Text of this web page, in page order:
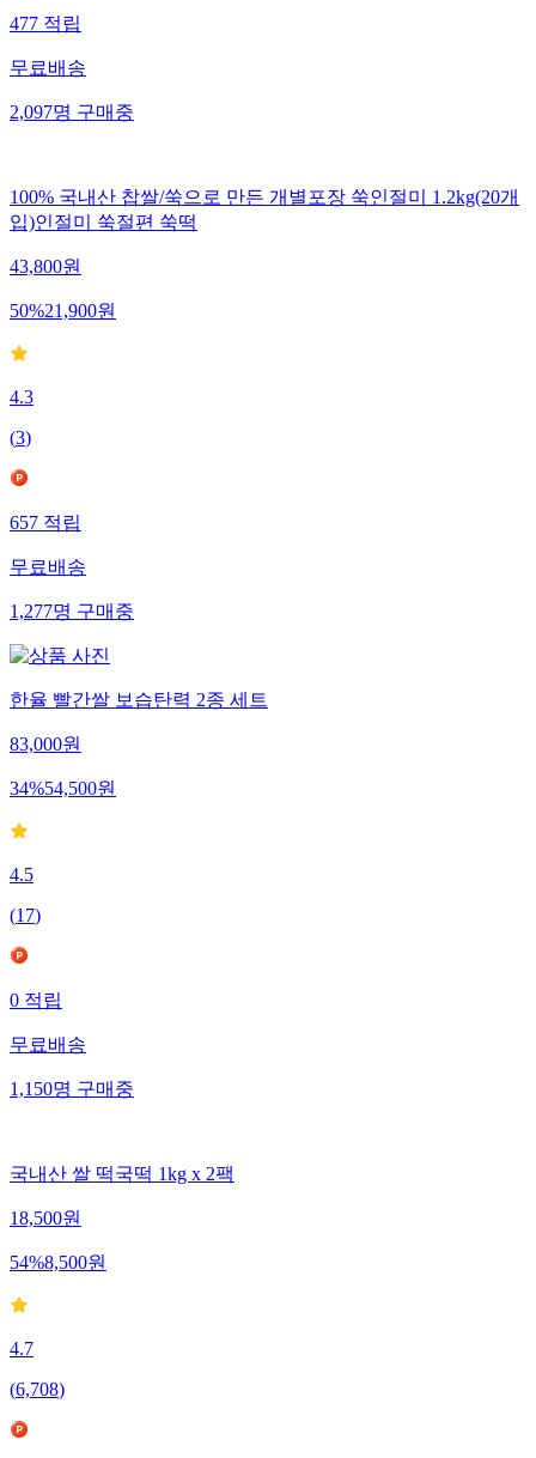
477적립
무료배송
2,097명구매중
100% 국내산 찹쌀/쑥으로 만든 개별포장 쑥인절미 1.2kg(20개
입)인절미 쑥절편 쑥떡
43,800원
50%21,900원
4.3
(3)
657적립
무료배송
1,277명구매중
한율 빨간쌀 보습탄력 2종 세트
83,000원
34%54,500원
4.5
(17)
0적립
무료배송
1,150명구매중
국내산 쌀 떡국떡 1kg x 2팩
18,500원
54%8,500원
4.7
(6,708)